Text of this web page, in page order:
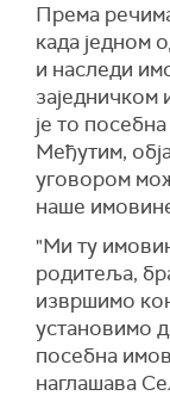
Према
када једном
и наследи
заједничком
је то
Међутим,
уговором
наше
"Ми ту
родитеља,
извршимо
установимо
посебна
наглашава